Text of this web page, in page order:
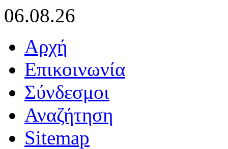
06.08.26
Αρχή
Επικοινωνία
Σύνδεσμοι
Αναζήτηση
Sitemap